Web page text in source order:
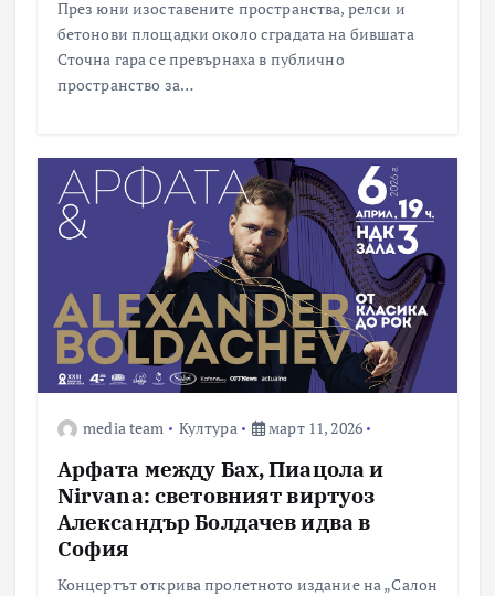
През юни изоставените пространства, релси и
бетонови площадки около сградата на бившата
Сточна гара се превърнаха в публично
пространство за…
media team Култура март 11, 2026
Арфата между Бах, Пиацола и
Nirvana: световният виртуоз
Александър Болдачев идва в
София
Концертът открива пролетното издание на „Салон